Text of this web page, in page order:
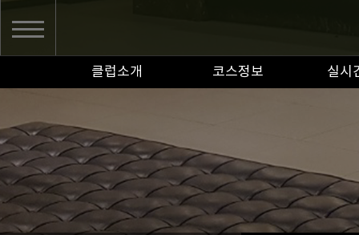
클럽소개 코스정보 실시